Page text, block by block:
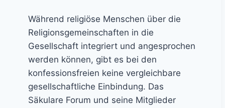
k
r
i
s
e
n
e
u
n
d
F
o
Während religiöse Menschen über die
Religionsgemeinschaften in die
Gesellschaft integriert und angesprochen
werden können, gibt es bei den
konfessionsfreien keine vergleichbare
gesellschaftliche Einbindung. Das
Säkulare Forum und seine Mitglieder